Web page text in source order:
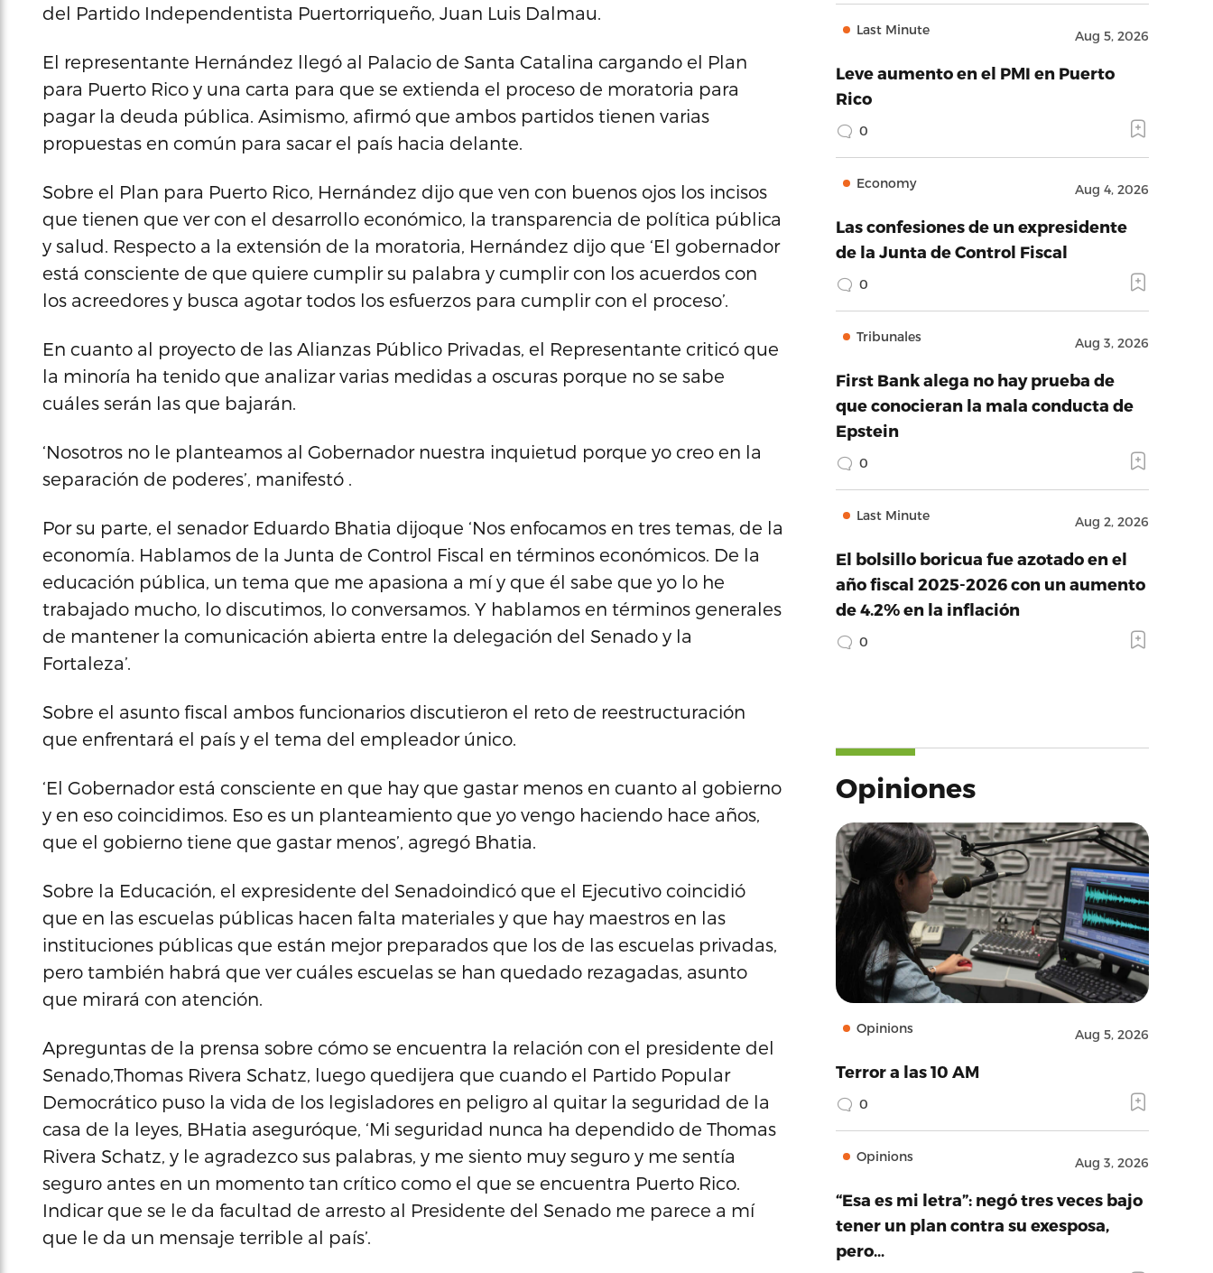
del Partido Independentista Puertorriqueño, Juan Luis Dalmau.
El representante Hernández llegó al Palacio de Santa Catalina cargando el Plan
para Puerto Rico y una carta para que se extienda el proceso de moratoria para
pagar la deuda pública. Asimismo, afirmó que ambos partidos tienen varias
propuestas en común para sacar el país hacia delante.
Sobre el Plan para Puerto Rico, Hernández dijo que ven con buenos ojos los incisos
que tienen que ver con el desarrollo económico, la transparencia de política pública
y salud. Respecto a la extensión de la moratoria, Hernández dijo que ‘El gobernador
está consciente de que quiere cumplir su palabra y cumplir con los acuerdos con
los acreedores y busca agotar todos los esfuerzos para cumplir con el proceso’.
En cuanto al proyecto de las Alianzas Público Privadas, el Representante criticó que
la minoría ha tenido que analizar varias medidas a oscuras porque no se sabe
cuáles serán las que bajarán.
‘Nosotros no le planteamos al Gobernador nuestra inquietud porque yo creo en la
separación de poderes’, manifestó .
Por su parte, el senador Eduardo Bhatia dijoque ‘Nos enfocamos en tres temas, de la
economía. Hablamos de la Junta de Control Fiscal en términos económicos. De la
educación pública, un tema que me apasiona a mí y que él sabe que yo lo he
trabajado mucho, lo discutimos, lo conversamos. Y hablamos en términos generales
de mantener la comunicación abierta entre la delegación del Senado y la
Fortaleza’.
Sobre el asunto fiscal ambos funcionarios discutieron el reto de reestructuración
que enfrentará el país y el tema del empleador único.
‘El Gobernador está consciente en que hay que gastar menos en cuanto al gobierno
y en eso coincidimos. Eso es un planteamiento que yo vengo haciendo hace años,
que el gobierno tiene que gastar menos’, agregó Bhatia.
Sobre la Educación, el expresidente del Senadoindicó que el Ejecutivo coincidió
que en las escuelas públicas hacen falta materiales y que hay maestros en las
instituciones públicas que están mejor preparados que los de las escuelas privadas,
pero también habrá que ver cuáles escuelas se han quedado rezagadas, asunto
que mirará con atención.
Apreguntas de la prensa sobre cómo se encuentra la relación con el presidente del
Senado,Thomas Rivera Schatz, luego quedijera que cuando el Partido Popular
Democrático puso la vida de los legisladores en peligro al quitar la seguridad de la
casa de la leyes, BHatia aseguróque, ‘Mi seguridad nunca ha dependido de Thomas
Rivera Schatz, y le agradezco sus palabras, y me siento muy seguro y me sentía
seguro antes en un momento tan crítico como el que se encuentra Puerto Rico.
Indicar que se le da facultad de arresto al Presidente del Senado me parece a mí
que le da un mensaje terrible al país’.
Last Minute Aug 5, 2026
Leve aumento en el PMI en Puerto
Rico
0
Economy Aug 4, 2026
Las confesiones de un expresidente
de la Junta de Control Fiscal
0
Tribunales Aug 3, 2026
First Bank alega no hay prueba de
que conocieran la mala conducta de
Epstein
0
Last Minute Aug 2, 2026
El bolsillo boricua fue azotado en el
año fiscal 2025-2026 con un aumento
de 4.2% en la inflación
0
Opiniones
Opinions Aug 5, 2026
Terror a las 10 AM
0
Opinions Aug 3, 2026
“Esa es mi letra”: negó tres veces bajo
tener un plan contra su exesposa,
pero…